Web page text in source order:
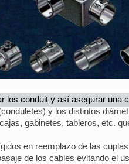
los conduit y así asegurar una
y los distintos
gabinetes, tableros, etc.
en reemplazo de las
de los cables evitando el